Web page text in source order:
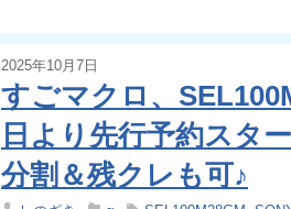
2025年10月7日
すごマクロ、
日より先行予約スタ
分割＆残クレも可♪